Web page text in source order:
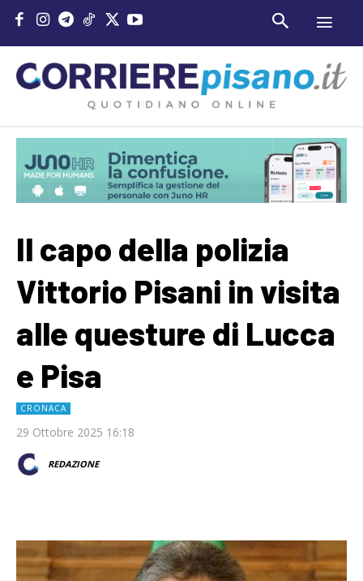
Il capo della polizia
Vittorio Pisani in visita
alle questure di Lucca
e Pisa
CRONACA
29 Ottobre 2025 16:18
REDAZIONE